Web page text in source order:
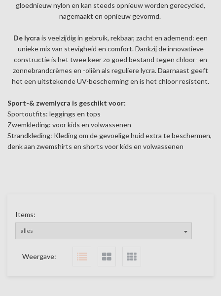
gloednieuw nylon en kan steeds opnieuw worden gerecycled,
nagemaakt en opnieuw gevormd.
De lycra is veelzijdig in gebruik, rekbaar, zacht en ademend: een
unieke mix van stevigheid en comfort. Dankzij de innovatieve
constructie is het twee keer zo goed bestand tegen chloor- en
zonnebrandcrèmes en -oliën als reguliere lycra. Daarnaast geeft
het een uitstekende UV-bescherming en is het chloor resistent.
Sport-& zwemlycra is geschikt voor:
Sportoutfits: leggings en tops
Zwemkleding: voor kids en volwassenen
Strandkleding: Kleding om de gevoelige huid extra te beschermen,
denk aan zwemshirts en shorts voor kids en volwassenen
Items:
alles
Weergave: